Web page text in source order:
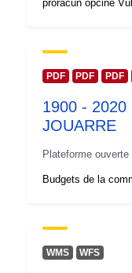
proračun općine
PDF PDF PDF
1900 - 2020
JOUARRE
Plateforme
Budgets de la
WMS WFS